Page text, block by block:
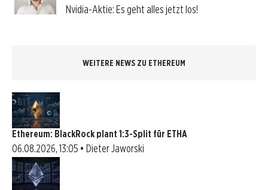
Nvidia-Aktie: Es geht alles jetzt los!
WEITERE NEWS ZU ETHEREUM
Ethereum: BlackRock plant 1:3-Split für ETHA
06.08.2026, 13:05 • Dieter Jaworski